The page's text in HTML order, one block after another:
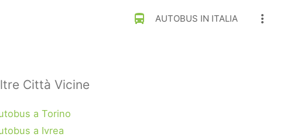
directions_bus AUTOBUS IN ITALIA more_vert
Città Vicine
a Torino
a Ivrea